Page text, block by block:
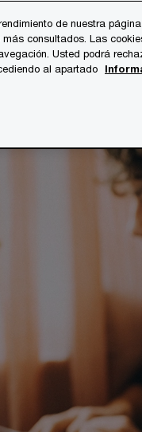
Sectores
de nuestra
consultados. Las
Usted podrá
al apartado